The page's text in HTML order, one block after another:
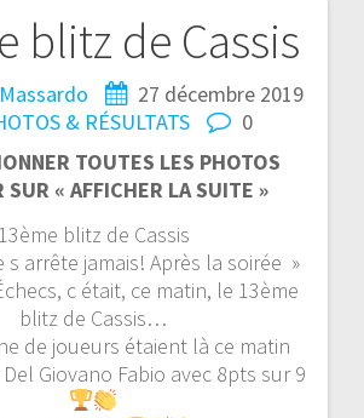
blitz de Cassis
27 décembre 2019
& RÉSULTATS
0
TOUTES LES PHOTOS
SUR « AFFICHER LA SUITE »
13ème blitz de Cassis
s arrête jamais! Après la soirée »
c était, ce matin, le 13ème
blitz de Cassis…
de joueurs étaient là ce matin
Giovano Fabio avec 8pts sur 9